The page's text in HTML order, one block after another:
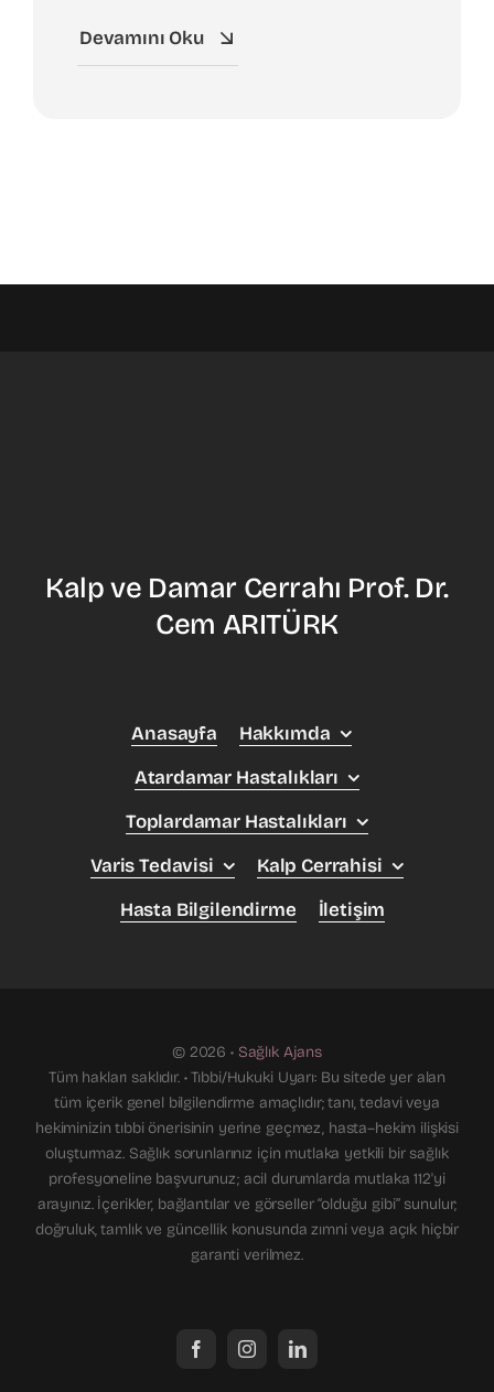
Devamını Oku
Kalp ve Damar Cerrahı Prof. Dr.
Cem ARITÜRK
Anasayfa
Hakkımda
Atardamar Hastalıkları
Toplardamar Hastalıkları
Varis Tedavisi
Kalp Cerrahisi
Hasta Bilgilendirme
İletişim
© 2026 • Sağlık Ajans
Tüm hakları saklıdır. • Tıbbi/Hukuki Uyarı: Bu sitede yer alan
tüm içerik genel bilgilendirme amaçlıdır; tanı, tedavi veya
hekiminizin tıbbi önerisinin yerine geçmez, hasta–hekim ilişkisi
oluşturmaz. Sağlık sorunlarınız için mutlaka yetkili bir sağlık
profesyoneline başvurunuz; acil durumlarda mutlaka 112'yi
arayınız. İçerikler, bağlantılar ve görseller “olduğu gibi” sunulur;
doğruluk, tamlık ve güncellik konusunda zımni veya açık hiçbir
garanti verilmez.